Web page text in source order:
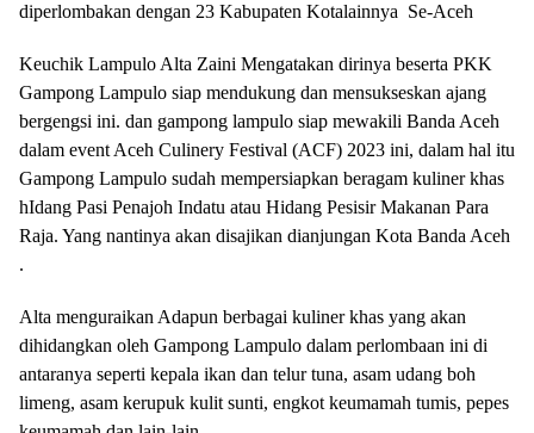
diperlombakan dengan 23 Kabupaten Kotalainnya Se-Aceh
Keuchik Lampulo Alta Zaini Mengatakan dirinya beserta PKK
Gampong Lampulo siap mendukung dan mensukseskan ajang
bergengsi ini. dan gampong lampulo siap mewakili Banda Aceh
dalam event Aceh Culinery Festival (ACF) 2023 ini, dalam hal itu
Gampong Lampulo sudah mempersiapkan beragam kuliner khas
hIdang Pasi Penajoh Indatu atau Hidang Pesisir Makanan Para
Raja. Yang nantinya akan disajikan dianjungan Kota Banda Aceh
.
Alta menguraikan Adapun berbagai kuliner khas yang akan
dihidangkan oleh Gampong Lampulo dalam perlombaan ini di
antaranya seperti kepala ikan dan telur tuna, asam udang boh
limeng, asam kerupuk kulit sunti, engkot keumamah tumis, pepes